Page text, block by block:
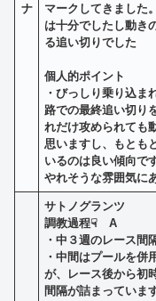
ナ
マークしてきました
は十分でしたし動き
る追い切りでした
個人的ポイント
・びっしり乗り込ま
路での最終追い切り
れだけ攻められても
思いますし、もとも
いるのは良い傾向で
やれそうな雰囲気に
サトノグランツ
調教過程☟
A
・中３週のレース間
・中間はプールを併
が、レース後から初
間隔が詰まっていま